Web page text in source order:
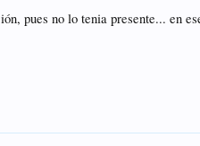
pues no lo tenia presente... en